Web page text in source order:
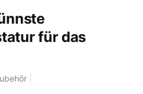
für das